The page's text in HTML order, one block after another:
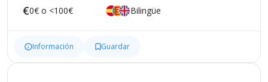
0€ o <100€
Bilingüe
Información Guardar